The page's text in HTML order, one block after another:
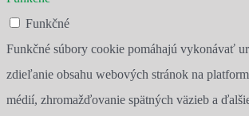
Funkčné
Funkčné súbory cookie pomáhajú vykonávať
zdieľanie obsahu webových stránok na
médií, zhromažďovanie spätných väzieb a